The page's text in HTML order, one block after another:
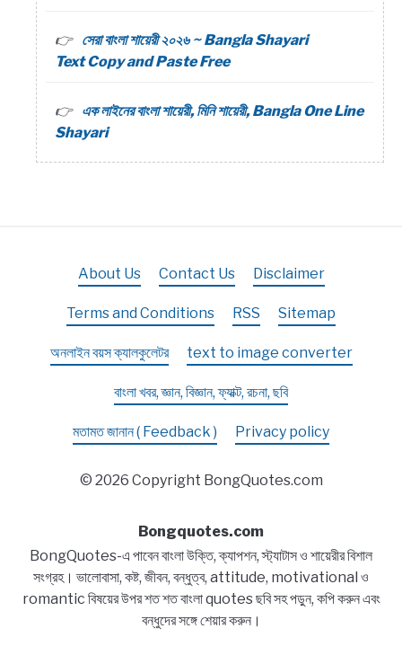
সেরা বাংলা শায়েরী ২০২৬ ~ Bangla Shayari
Text Copy and Paste Free
এক লাইনের বাংলা শায়েরী, মিনি শায়েরী, Bangla One Line
Shayari
About Us Contact Us Disclaimer
Terms and Conditions RSS Sitemap
অনলাইন বয়স ক্যালকুলেটর text to image converter
বাংলা খবর, জ্ঞান, বিজ্ঞান, ফ্যাক্ট, রচনা, ছবি
মতামত জানান ( Feedback ) Privacy policy
© 2026 Copyright BongQuotes.com
Bongquotes.com
BongQuotes-এ পাবেন বাংলা উক্তি, ক্যাপশন, স্ট্যাটাস ও শায়েরীর বিশাল
সংগ্রহ। ভালোবাসা, কষ্ট, জীবন, বন্ধুত্ব, attitude, motivational ও
romantic বিষয়ের উপর শত শত বাংলা quotes ছবি সহ পড়ুন, কপি করুন এবং
বন্ধুদের সঙ্গে শেয়ার করুন।